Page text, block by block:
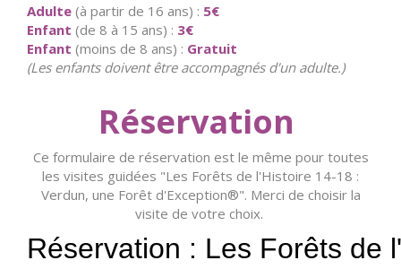
Adulte (à partir de 16 ans) : 5€
Enfant (de 8 à 15 ans) : 3€
Enfant (moins de 8 ans) : Gratuit
(Les enfants doivent être accompagnés d'un adulte.)
Réservation
Ce formulaire de réservation est le même pour toutes
les visites guidées "Les Forêts de l'Histoire 14-18 :
Verdun, une Forêt d'Exception®". Merci de choisir la
visite de votre choix.